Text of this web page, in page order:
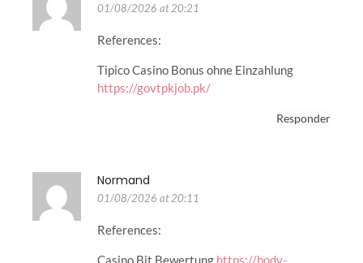
01/08/2026 at 20:21
References:
Tipico Casino Bonus ohne Einzahlung
https://govtpkjob.pk/
Responder
Normand
01/08/2026 at 20:11
References:
Casino Bit Bewertung https://body-